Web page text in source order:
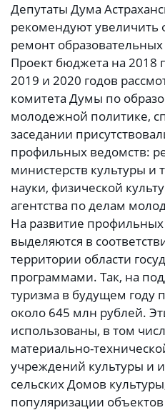
Депутаты Дума
рекомендуют увеличить
ремонт
Проект бюджета на 2018
2019 и 2020 годов
комитета Думы по
молодежной политике,
заседании
профильных ведомств:
министерств культуры и
науки, физической
агентства по делам
На развитие
выделяются в
территории области
программами. Так, на
туризма в будущем году
около 645 млн рублей.
использованы, в том
материально-
учреждений культуры и
сельских Домов
популяризации